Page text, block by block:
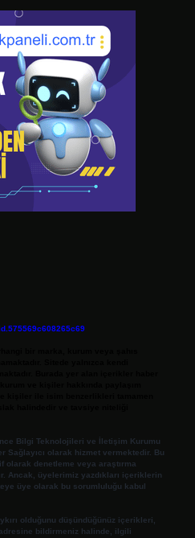
Bilgi Teknolojileri ve İletişim Kurumu
Sağlayıcı olarak hizmet vermektedir. Bu
denetleme veya araştırma
Ancak, üyelerimiz yazdıkları içeriklerin
üye olarak bu sorumluluğu kabul
olduğunu düşündüğünüz içerikleri,
bildirmeniz halinde, ilgili